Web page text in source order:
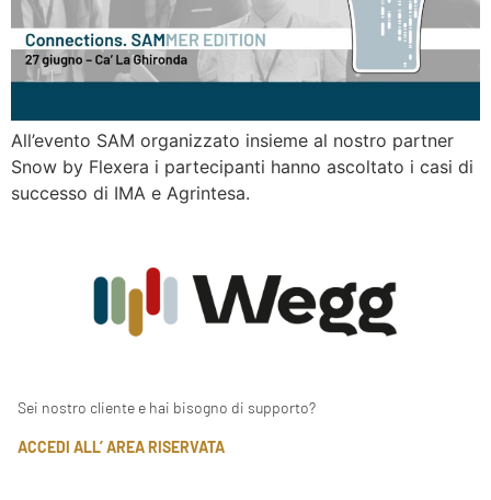
All’evento SAM organizzato insieme al nostro partner
Snow by Flexera i partecipanti hanno ascoltato i casi di
successo di IMA e Agrintesa.
Sei nostro cliente e hai bisogno di supporto?
ACCEDI ALL’ AREA RISERVATA